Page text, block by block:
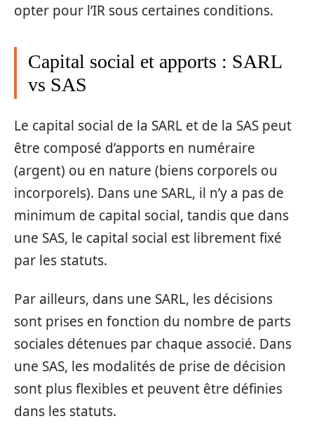
opter pour l’IR sous certaines conditions.
Capital social et apports : SARL
vs SAS
Le capital social de la SARL et de la SAS peut
être composé d’apports en numéraire
(argent) ou en nature (biens corporels ou
incorporels). Dans une SARL, il n’y a pas de
minimum de capital social, tandis que dans
une SAS, le capital social est librement fixé
par les statuts.
Par ailleurs, dans une SARL, les décisions
sont prises en fonction du nombre de parts
sociales détenues par chaque associé. Dans
une SAS, les modalités de prise de décision
sont plus flexibles et peuvent être définies
dans les statuts.